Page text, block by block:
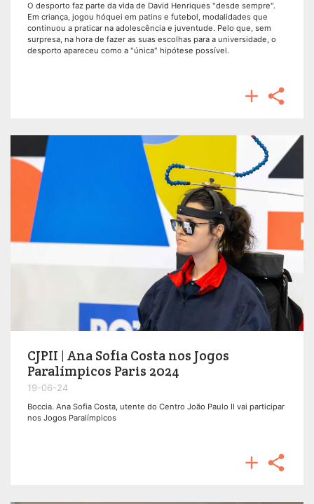
O desporto faz parte da vida de David Henriques "desde sempre".
Em criança, jogou hóquei em patins e futebol, modalidades que
continuou a praticar na adolescência e juventude. Pelo que, sem
surpresa, na hora de fazer as suas escolhas para a universidade, o
desporto apareceu como a "única" hipótese possível.
 
CJPII | Ana Sofia Costa nos Jogos
Paralímpicos Paris 2024
19-06-24
Boccia. Ana Sofia Costa, utente do Centro João Paulo II vai participar
nos Jogos Paralímpicos
 